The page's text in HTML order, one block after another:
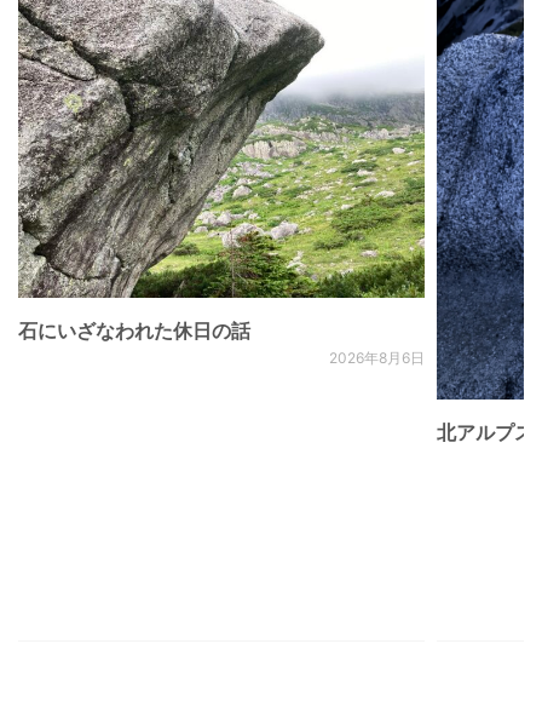
石にいざなわれた休日の話
2026年8月6日
北アルプ